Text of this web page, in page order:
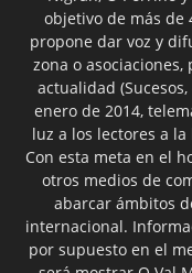
objetivo de más de
propone dar voz y
zona o
actualidad
enero de 2014,
luz a los lectores a
Con esta meta en el
otros medios de
abarcar ámbitos
internacional.
por supuesto en el